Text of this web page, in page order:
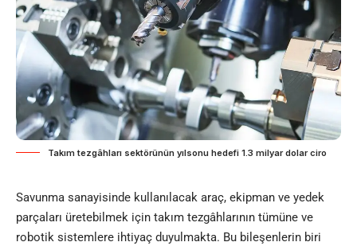
Takım tezgâhları sektörünün yılsonu hedefi 1.3 milyar dolar ciro
Savunma sanayisinde kullanılacak araç, ekipman ve yedek
parçaları üretebilmek için takım tezgâhlarının tümüne ve
robotik sistemlere ihtiyaç duyulmakta. Bu bileşenlerin biri